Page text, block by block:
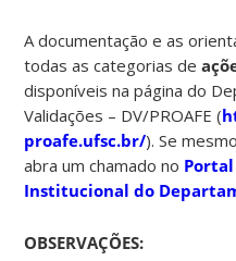
A documentação e as
todas as categorias de
disponíveis na página do
Validações – DV/PROAFE (
proafe.ufsc.br/). Se
abra um chamado no
Institucional do
OBSERVAÇÕES: